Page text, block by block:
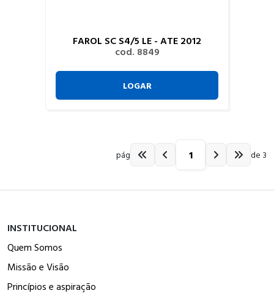
FAROL SC S4/5 LE - ATE 2012
cod. 8849
LOGAR
pág de 3
INSTITUCIONAL
Quem Somos
Missão e Visão
Princípios e aspiração